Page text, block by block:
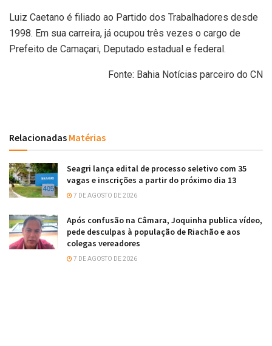
Luiz Caetano é filiado ao Partido dos Trabalhadores desde
1998. Em sua carreira, já ocupou três vezes o cargo de
Prefeito de Camaçari, Deputado estadual e federal.
Fonte: Bahia Notícias parceiro do CN
Relacionadas Matérias
Seagri lança edital de processo seletivo com 35
vagas e inscrições a partir do próximo dia 13
7 DE AGOSTO DE 2026
Após confusão na Câmara, Joquinha publica vídeo,
pede desculpas à população de Riachão e aos
colegas vereadores
7 DE AGOSTO DE 2026